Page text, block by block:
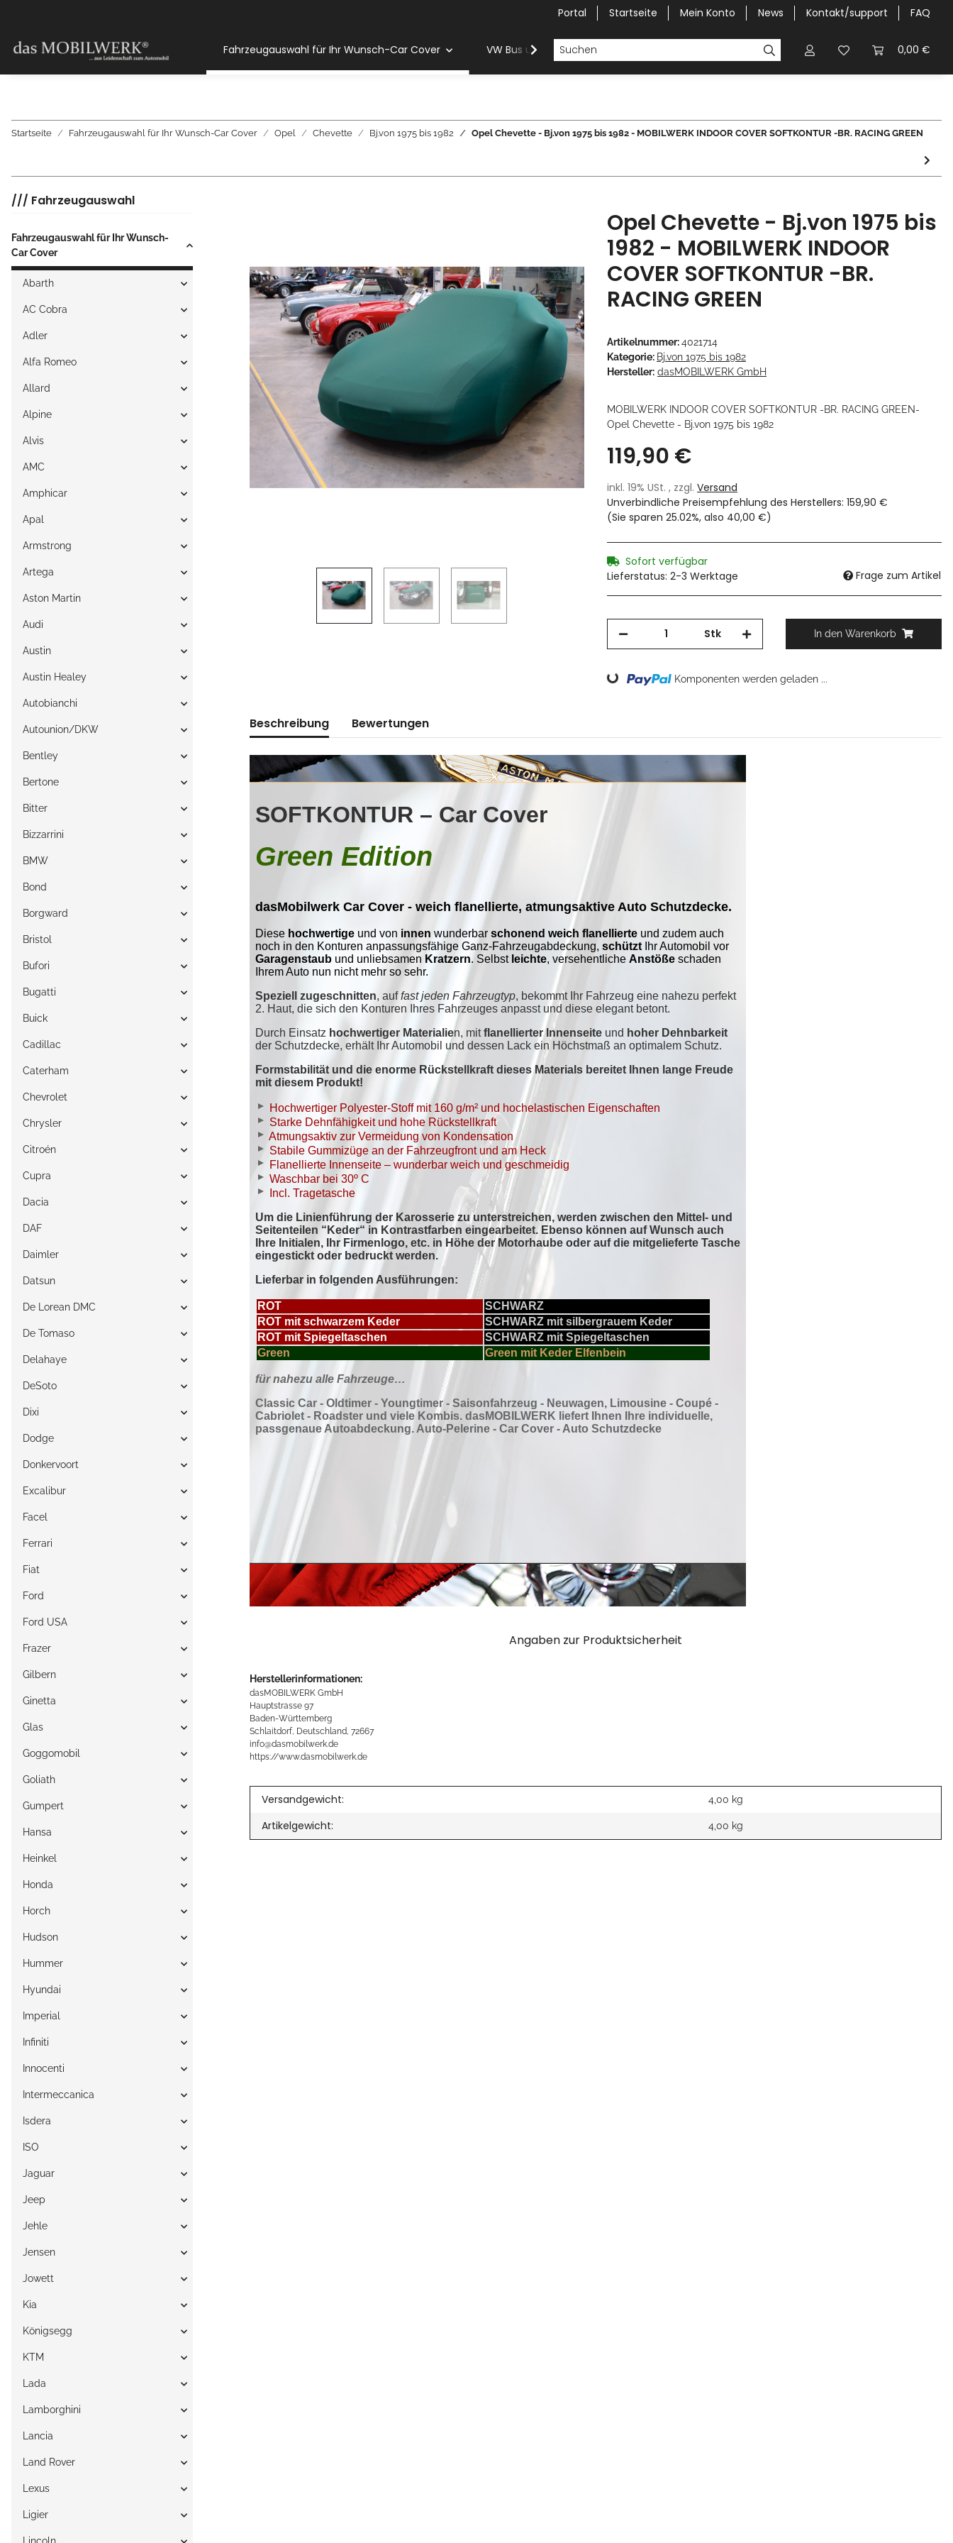
Portal Startseite Mein Konto News Kontakt/support FAQ
0,00 €
Fahrzeugauswahl für Ihr Wunsch-Car Cover VW Bus und Van Car Cover Halbgaragen / Kapuzen nach
Startseite Fahrzeugauswahl für Ihr Wunsch-Car Cover Opel Chevette Bj.von 1975 bis 1982 Opel Chevette - Bj.von 1975 bis 1982 - MOBILWERK INDOOR COVER SOFTKONTUR -BR. RACING GREEN
Opel Chevette - Bj.von 1975 bis
1982 - MOBILWERK INDOOR
COVER SOFTKONTUR -BR.
RACING GREEN
Artikelnummer:4021714
Kategorie: Bj.von 1975 bis 1982
Hersteller: dasMOBILWERK GmbH
MOBILWERK INDOOR COVER SOFTKONTUR -BR. RACING GREEN-
Opel Chevette - Bj.von 1975 bis 1982
119,90 €
inkl. 19% USt. , zzgl. Versand
Unverbindliche Preisempfehlung des Herstellers: 159,90 €
(Sie sparen 25.02%, also 40,00 €)
Sofort verfügbar
Lieferstatus: 2-3 Werktage
Frage zum Artikel
Stk In den Warenkorb
Loading... Komponenten werden geladen ...
Beschreibung Bewertungen
Angaben zur Produktsicherheit
Herstellerinformationen:
dasMOBILWERK GmbH
Hauptstrasse 97
Baden-Württemberg
Schlaitdorf, Deutschland, 72667
info@dasmobilwerk.de
https://www.dasmobilwerk.de
Versandgewicht: 4,00 kg
Artikelgewicht: 4,00 kg
/// Fahrzeugauswahl
Fahrzeugauswahl für Ihr Wunsch-
Car Cover
Abarth
AC Cobra
Adler
Alfa Romeo
Allard
Alpine
Alvis
AMC
Amphicar
Apal
Armstrong
Artega
Aston Martin
Audi
Austin
Austin Healey
Autobianchi
Autounion/DKW
Bentley
Bertone
Bitter
Bizzarrini
BMW
Bond
Borgward
Bristol
Bufori
Bugatti
Buick
Cadillac
Caterham
Chevrolet
Chrysler
Citroén
Cupra
Dacia
DAF
Daimler
Datsun
De Lorean DMC
De Tomaso
Delahaye
DeSoto
Dixi
Dodge
Donkervoort
Excalibur
Facel
Ferrari
Fiat
Ford
Ford USA
Frazer
Gilbern
Ginetta
Glas
Goggomobil
Goliath
Gumpert
Hansa
Heinkel
Honda
Horch
Hudson
Hummer
Hyundai
Imperial
Infiniti
Innocenti
Intermeccanica
Isdera
ISO
Jaguar
Jeep
Jehle
Jensen
Jowett
Kia
Königsegg
KTM
Lada
Lamborghini
Lancia
Land Rover
Lexus
Ligier